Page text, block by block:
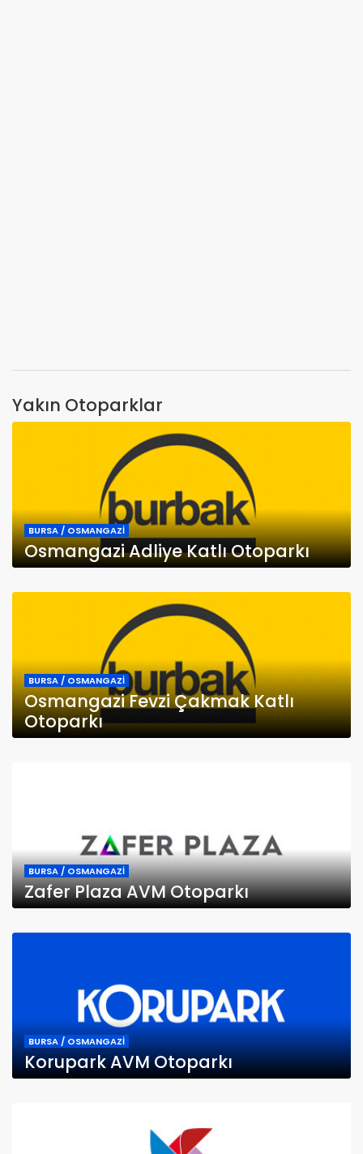
Yakın Otoparklar
BURSA / OSMANGAZİ
Osmangazi Adliye Katlı Otoparkı
BURSA / OSMANGAZİ
Osmangazi Fevzi Çakmak Katlı
Otoparkı
BURSA / OSMANGAZİ
Zafer Plaza AVM Otoparkı
BURSA / OSMANGAZİ
Korupark AVM Otoparkı